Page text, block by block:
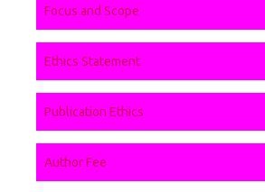
Focus and Scope
Ethics Statement
Publication Ethics
Author Fee